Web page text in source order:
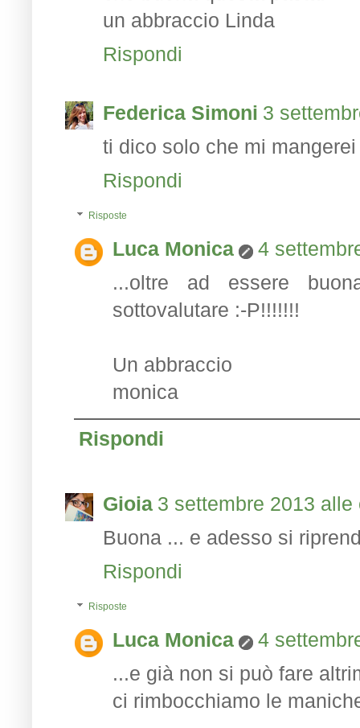
un abbraccio Linda
Rispondi
Federica Simoni 3
ti dico solo che mi
Rispondi
Risposte
Luca Monica
4
...oltre ad essere
sottovalutare :-P!!!!!!!
Un abbraccio
monica
Rispondi
Gioia 3 settembre 2013 alle
Buona ... e adesso si
Rispondi
Risposte
Luca Monica
4
...e già non si può fare
ci rimbocchiamo le